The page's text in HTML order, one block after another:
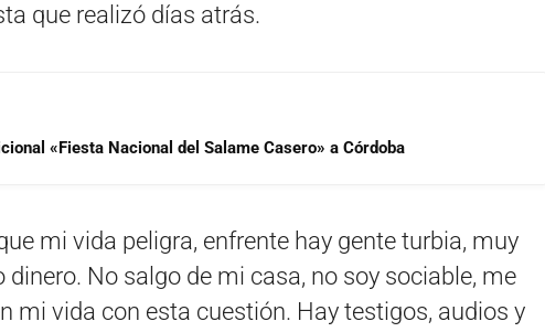
que realizó días atrás.
«Fiesta Nacional del Salame Casero» a Córdoba
mi vida peligra, enfrente hay gente turbia, muy
dinero. No salgo de mi casa, no soy sociable, me
mi vida con esta cuestión. Hay testigos, audios y